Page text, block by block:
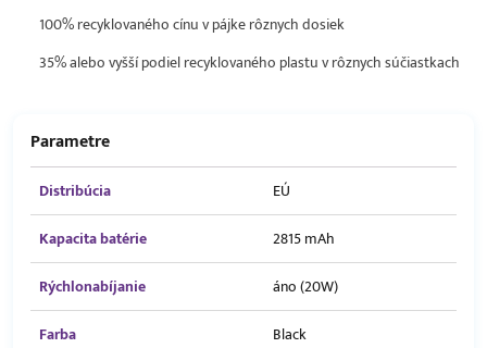
100% recyklovaného cínu v pájke rôznych dosiek
35% alebo vyšší podiel recyklovaného plastu v rôznych súčiastkach
Parametre
Distribúcia
EÚ
Kapacita batérie
2815 mAh
Rýchlonabíjanie
áno (20W)
Farba
Black